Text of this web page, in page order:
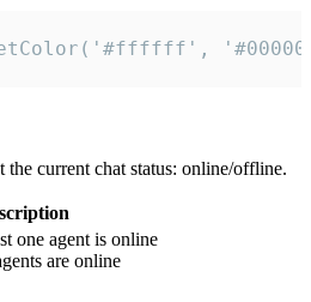
current chat status: online/offline.
one agent is online
are online